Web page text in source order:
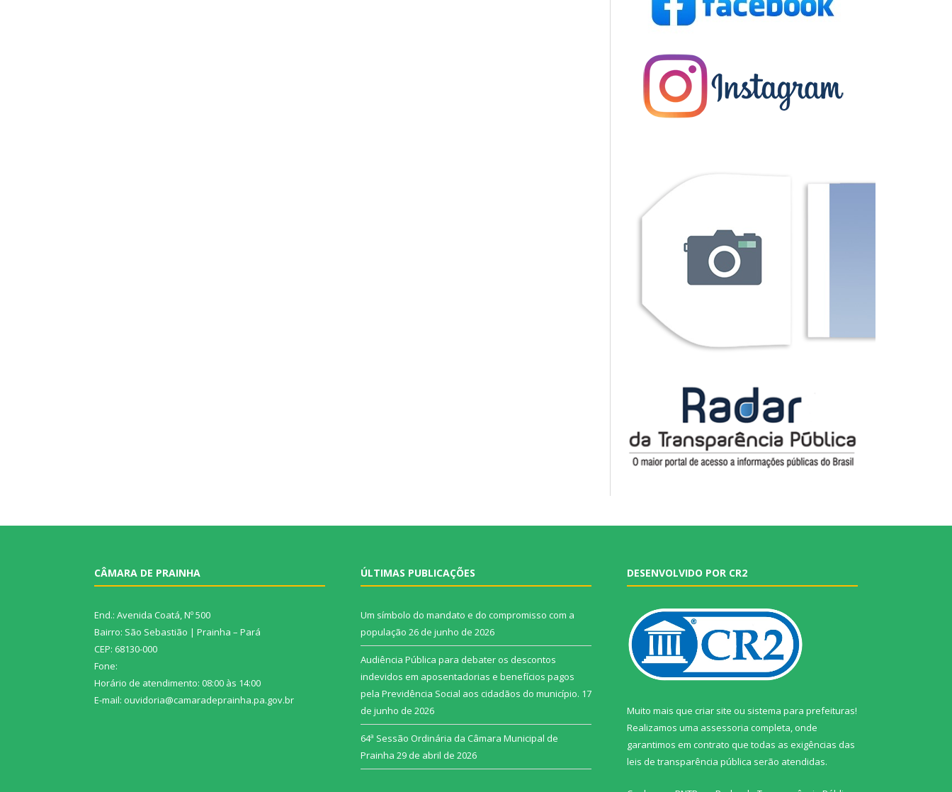
CÂMARA DE PRAINHA
End.: Avenida Coatá, Nº 500
Bairro: São Sebastião | Prainha – Pará
CEP: 68130-000
Fone:
Horário de atendimento: 08:00 às 14:00
E-mail: ouvidoria@camaradeprainha.pa.gov.br
ÚLTIMAS PUBLICAÇÕES
Um símbolo do mandato e do compromisso com a
população 26 de junho de 2026
Audiência Pública para debater os descontos
indevidos em aposentadorias e benefícios pagos
pela Previdência Social aos cidadãos do município. 17
de junho de 2026
64ª Sessão Ordinária da Câmara Municipal de
Prainha 29 de abril de 2026
DESENVOLVIDO POR CR2
Muito mais que criar site ou sistema para prefeituras!
Realizamos uma assessoria completa, onde
garantimos em contrato que todas as exigências das
leis de transparência pública serão atendidas.